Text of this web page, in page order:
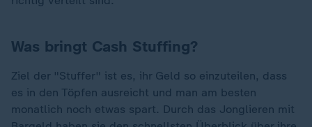
Was bringt Cash Stuffing?
Ziel der "Stuffer" ist es, ihr Geld so einzuteilen, dass
es in den Töpfen ausreicht und man am besten
monatlich noch etwas spart. Durch das Jonglieren mit